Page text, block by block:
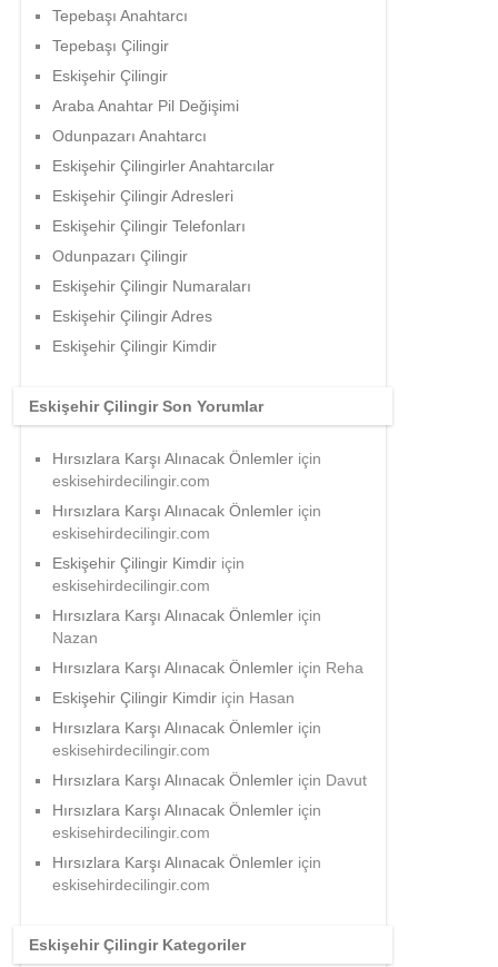
Tepebaşı Anahtarcı
Tepebaşı Çilingir
Eskişehir Çilingir
Araba Anahtar Pil Değişimi
Odunpazarı Anahtarcı
Eskişehir Çilingirler Anahtarcılar
Eskişehir Çilingir Adresleri
Eskişehir Çilingir Telefonları
Odunpazarı Çilingir
Eskişehir Çilingir Numaraları
Eskişehir Çilingir Adres
Eskişehir Çilingir Kimdir
Eskişehir Çilingir Son Yorumlar
Hırsızlara Karşı Alınacak Önlemler için
eskisehirdecilingir.com
Hırsızlara Karşı Alınacak Önlemler için
eskisehirdecilingir.com
Eskişehir Çilingir Kimdir için
eskisehirdecilingir.com
Hırsızlara Karşı Alınacak Önlemler için
Nazan
Hırsızlara Karşı Alınacak Önlemler için Reha
Eskişehir Çilingir Kimdir için Hasan
Hırsızlara Karşı Alınacak Önlemler için
eskisehirdecilingir.com
Hırsızlara Karşı Alınacak Önlemler için Davut
Hırsızlara Karşı Alınacak Önlemler için
eskisehirdecilingir.com
Hırsızlara Karşı Alınacak Önlemler için
eskisehirdecilingir.com
Eskişehir Çilingir Kategoriler